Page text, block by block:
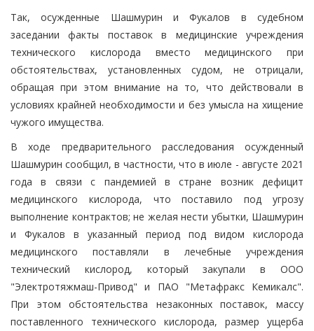
Так, осужденные Шашмурин и Фукалов в судебном
заседании факты поставок в медицинские учреждения
технического кислорода вместо медицинского при
обстоятельствах, установленных судом, не отрицали,
обращая при этом внимание на то, что действовали в
условиях крайней необходимости и без умысла на хищение
чужого имущества.
В ходе предварительного расследования осужденный
Шашмурин сообщил, в частности, что в июле - августе 2021
года в связи с пандемией в стране возник дефицит
медицинского кислорода, что поставило под угрозу
выполнение контрактов; не желая нести убытки, Шашмурин
и Фукалов в указанный период под видом кислорода
медицинского поставляли в лечебные учреждения
технический кислород, который закупали в ООО
"Электротяжмаш-Привод" и ПАО "Метафракс Кемикалс".
При этом обстоятельства незаконных поставок, массу
поставленного технического кислорода, размер ущерба